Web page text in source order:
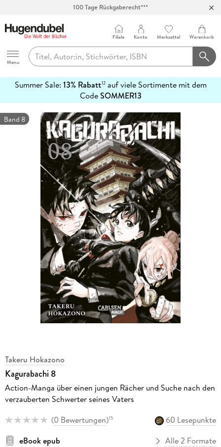
100 Tage Rückgaberecht***
Hugendubel
Menu
Filiale Konto Merkzettel Warenkorb
Summer Sale: 13% Rabatt12auf viele Sortimente mit dem
CodeSOMMER13
erfahren
Band 8
Takeru Hokazono
Kagurabachi 8
Action-Manga über einen jungen Rächer und Suche nach den
verzauberten Schwerter seines Vaters
(0 Bewertungen)15
60 Lesepunkte
eBook epub
Alle 2 Formate